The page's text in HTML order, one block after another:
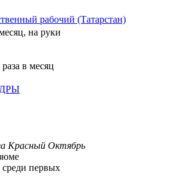
рабочий (Татарстан)
на руки
в месяц
Красный Октябрь
первых